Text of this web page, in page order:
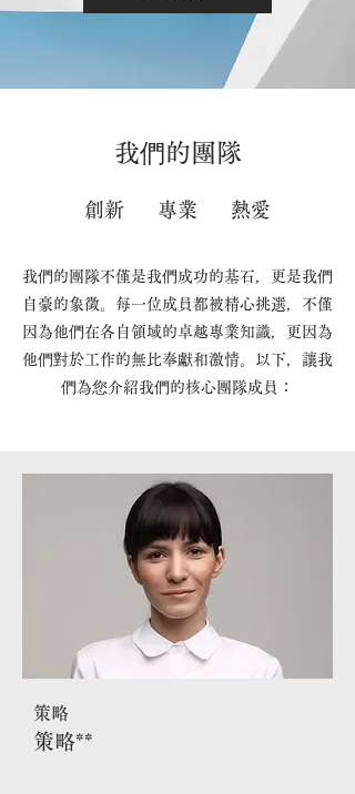
​我們的團隊
創新 專業 熱愛
我們的團隊不僅是我們成功的基石，更是我們
自豪的象徵。每一位成員都被精心挑選，不僅
因為他們在各自領域的卓越專業知識，更因為
他們對於工作的無比奉獻和激情。以下，讓我
們為您介紹我們的核心團隊成員：
策略
策略**